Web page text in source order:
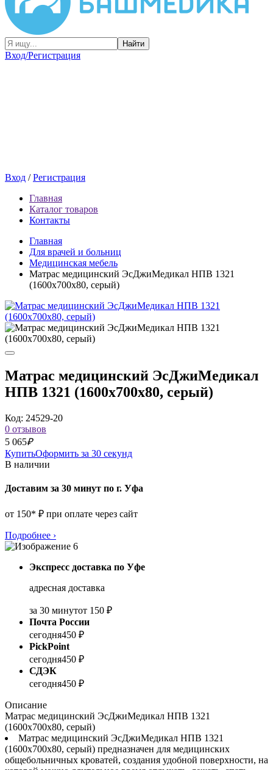
Найти
Вход/Регистрация
Вход /Регистрация
Главная
Каталог товаров
Контакты
Главная
Для врачей и больниц
Медицинская мебель
Матрас медицинский ЭсДжиМедикал НПВ 1321
(1600x700x80, серый)
Матрас медицинский ЭсДжиМедикал
НПВ 1321 (1600x700x80, серый)
Код: 24529-20
0 отзывов
5 065₽
КупитьОформить за 30 секунд
В наличии
Доставим за 30 минут по г. Уфа
от 150* ₽ при оплате через сайт
Подробнее ›
Экспресс доставка по Уфе
адресная доставка
за 30 минутот 150 ₽
Почта России
сегодня450 ₽
PickPoint
сегодня450 ₽
СДЭК
сегодня450 ₽
Описание
Матрас медицинский ЭсДжиМедикал НПВ 1321
(1600x700x80, серый)
Матрас медицинский ЭсДжиМедикал НПВ 1321
(1600x700x80, серый) предназначен для медицинских
общебольничных кроватей, создания удобной поверхности, на